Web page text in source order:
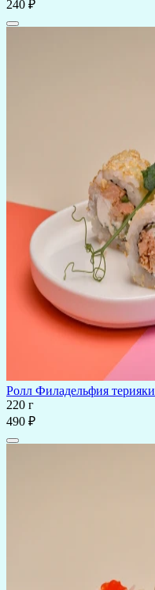
240 ₽
Ролл Филадельфия терияки
220 г
490 ₽